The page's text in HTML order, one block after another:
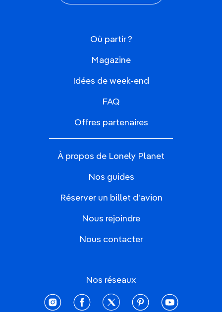
Où partir ?
Magazine
Idées de week-end
FAQ
Offres partenaires
À propos de Lonely Planet
Nos guides
Réserver un billet d'avion
Nous rejoindre
Nous contacter
Nos réseaux
instagramfacebooktwitter pinterestyoutube